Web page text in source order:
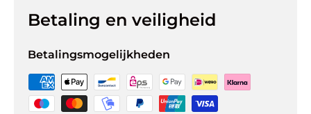
Betaling en veiligheid
Betalingsmogelijkheden